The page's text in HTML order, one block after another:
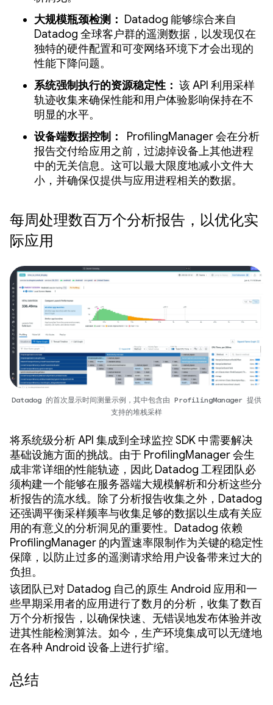
大规模瓶颈检测： Datadog 能够综合来自
Datadog 全球客户群的遥测数据，以发现仅在
独特的硬件配置和可变网络环境下才会出现的
性能下降问题。
系统强制执行的资源稳定性： 该 API 利用采样
轨迹收集来确保性能和用户体验影响保持在不
明显的水平。
设备端数据控制：
ProfilingManager 会在分析
报告交付给应用之前，过滤掉设备上其他进程
中的无关信息。这可以最大限度地减小文件大
小，并确保仅提供与应用进程相关的数据。
每周处理数百万个分析报告，以优化实
际应用
Datadog 的首次显示时间测量示例，其中包含由 ProfilingManager 提供
支持的堆栈采样
将系统级分析 API 集成到全球监控 SDK 中需要解决
基础设施方面的挑战。由于 ProfilingManager 会生
成非常详细的性能轨迹，因此 Datadog 工程团队必
须构建一个能够在服务器端大规模解析和分析这些分
析报告的流水线。除了分析报告收集之外，Datadog
还强调平衡采样频率与收集足够的数据以生成有关应
用的有意义的分析洞见的重要性。Datadog 依赖
ProfilingManager 的内置速率限制作为关键的稳定性
保障，以防止过多的遥测请求给用户设备带来过大的
负担。
该团队已对 Datadog 自己的原生 Android 应用和一
些早期采用者的应用进行了数月的分析，收集了数百
万个分析报告，以确保快速、无错误地发布体验并改
进其性能检测算法。如今，生产环境集成可以无缝地
在各种 Android 设备上进行扩缩。
总结